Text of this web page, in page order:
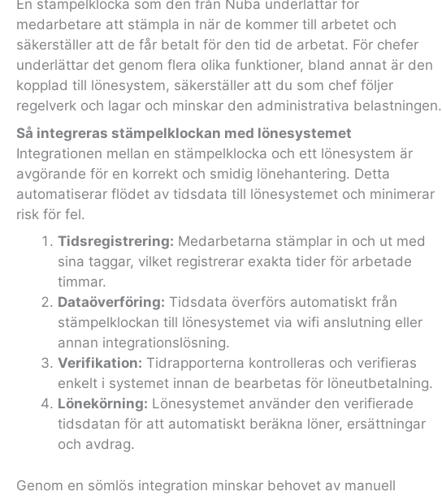
En stämpelklocka som den från Nuba underlättar för
medarbetare att stämpla in när de kommer till arbetet och
säkerställer att de får betalt för den tid de arbetat. För chefer
underlättar det genom flera olika funktioner, bland annat är den
kopplad till lönesystem, säkerställer att du som chef följer
regelverk och lagar och minskar den administrativa belastningen.
Så integreras stämpelklockan med lönesystemet
Integrationen mellan en stämpelklocka och ett lönesystem är
avgörande för en korrekt och smidig lönehantering. Detta
automatiserar flödet av tidsdata till lönesystemet och minimerar
risk för fel.
Tidsregistrering: Medarbetarna stämplar in och ut med
sina taggar, vilket registrerar exakta tider för arbetade
timmar.
Dataöverföring: Tidsdata överförs automatiskt från
stämpelklockan till lönesystemet via wifi anslutning eller
annan integrationslösning.
Verifikation: Tidrapporterna kontrolleras och verifieras
enkelt i systemet innan de bearbetas för löneutbetalning.
Lönekörning: Lönesystemet använder den verifierade
tidsdatan för att automatiskt beräkna löner, ersättningar
och avdrag.
Genom en sömlös integration minskar behovet av manuell